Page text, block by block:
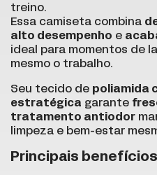
treino.
Essa camiseta combina
alto desempenho e
ideal para momentos de
mesmo o trabalho.
Seu tecido de poliamida
estratégica garante
tratamento antiodor
limpeza e bem-estar
Principais